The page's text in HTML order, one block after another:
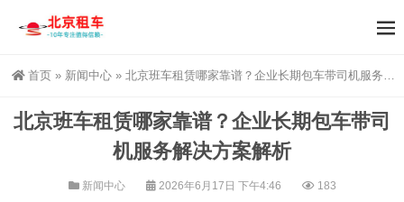
首页 » 新闻中心 » 北京班车租赁哪家靠谱？企业长期包车带司机服务解决方案解析
北京班车租赁哪家靠谱？企业长期包车带司
机服务解决方案解析
新闻中心 2026年6月17日 下午4:46 183